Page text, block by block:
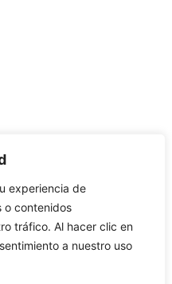
experiencia de
o contenidos
tráfico. Al hacer clic en
a nuestro uso